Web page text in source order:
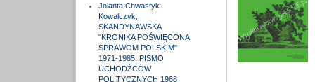
Jolanta Chwastyk-
Kowalczyk,
SKANDYNAWSKA
"KRONIKA POŚWIĘCONA
SPRAWOM POLSKIM"
1971-1985. PISMO
UCHODŹCÓW
POLITYCZNYCH 1968